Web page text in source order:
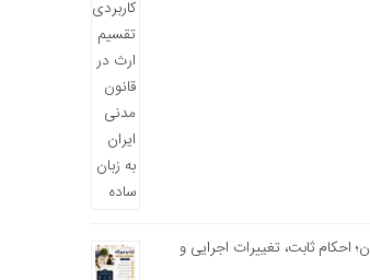
احکام ثابت، تغییرات اجرایی و